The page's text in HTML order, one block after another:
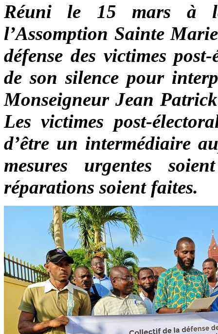
Réuni le 15 mars à
l’Assomption Sainte
défense des victimes
de son silence pour
Monseigneur Jean
Les victimes post-
d’être un intermédiaire
mesures urgentes
réparations soient faites.